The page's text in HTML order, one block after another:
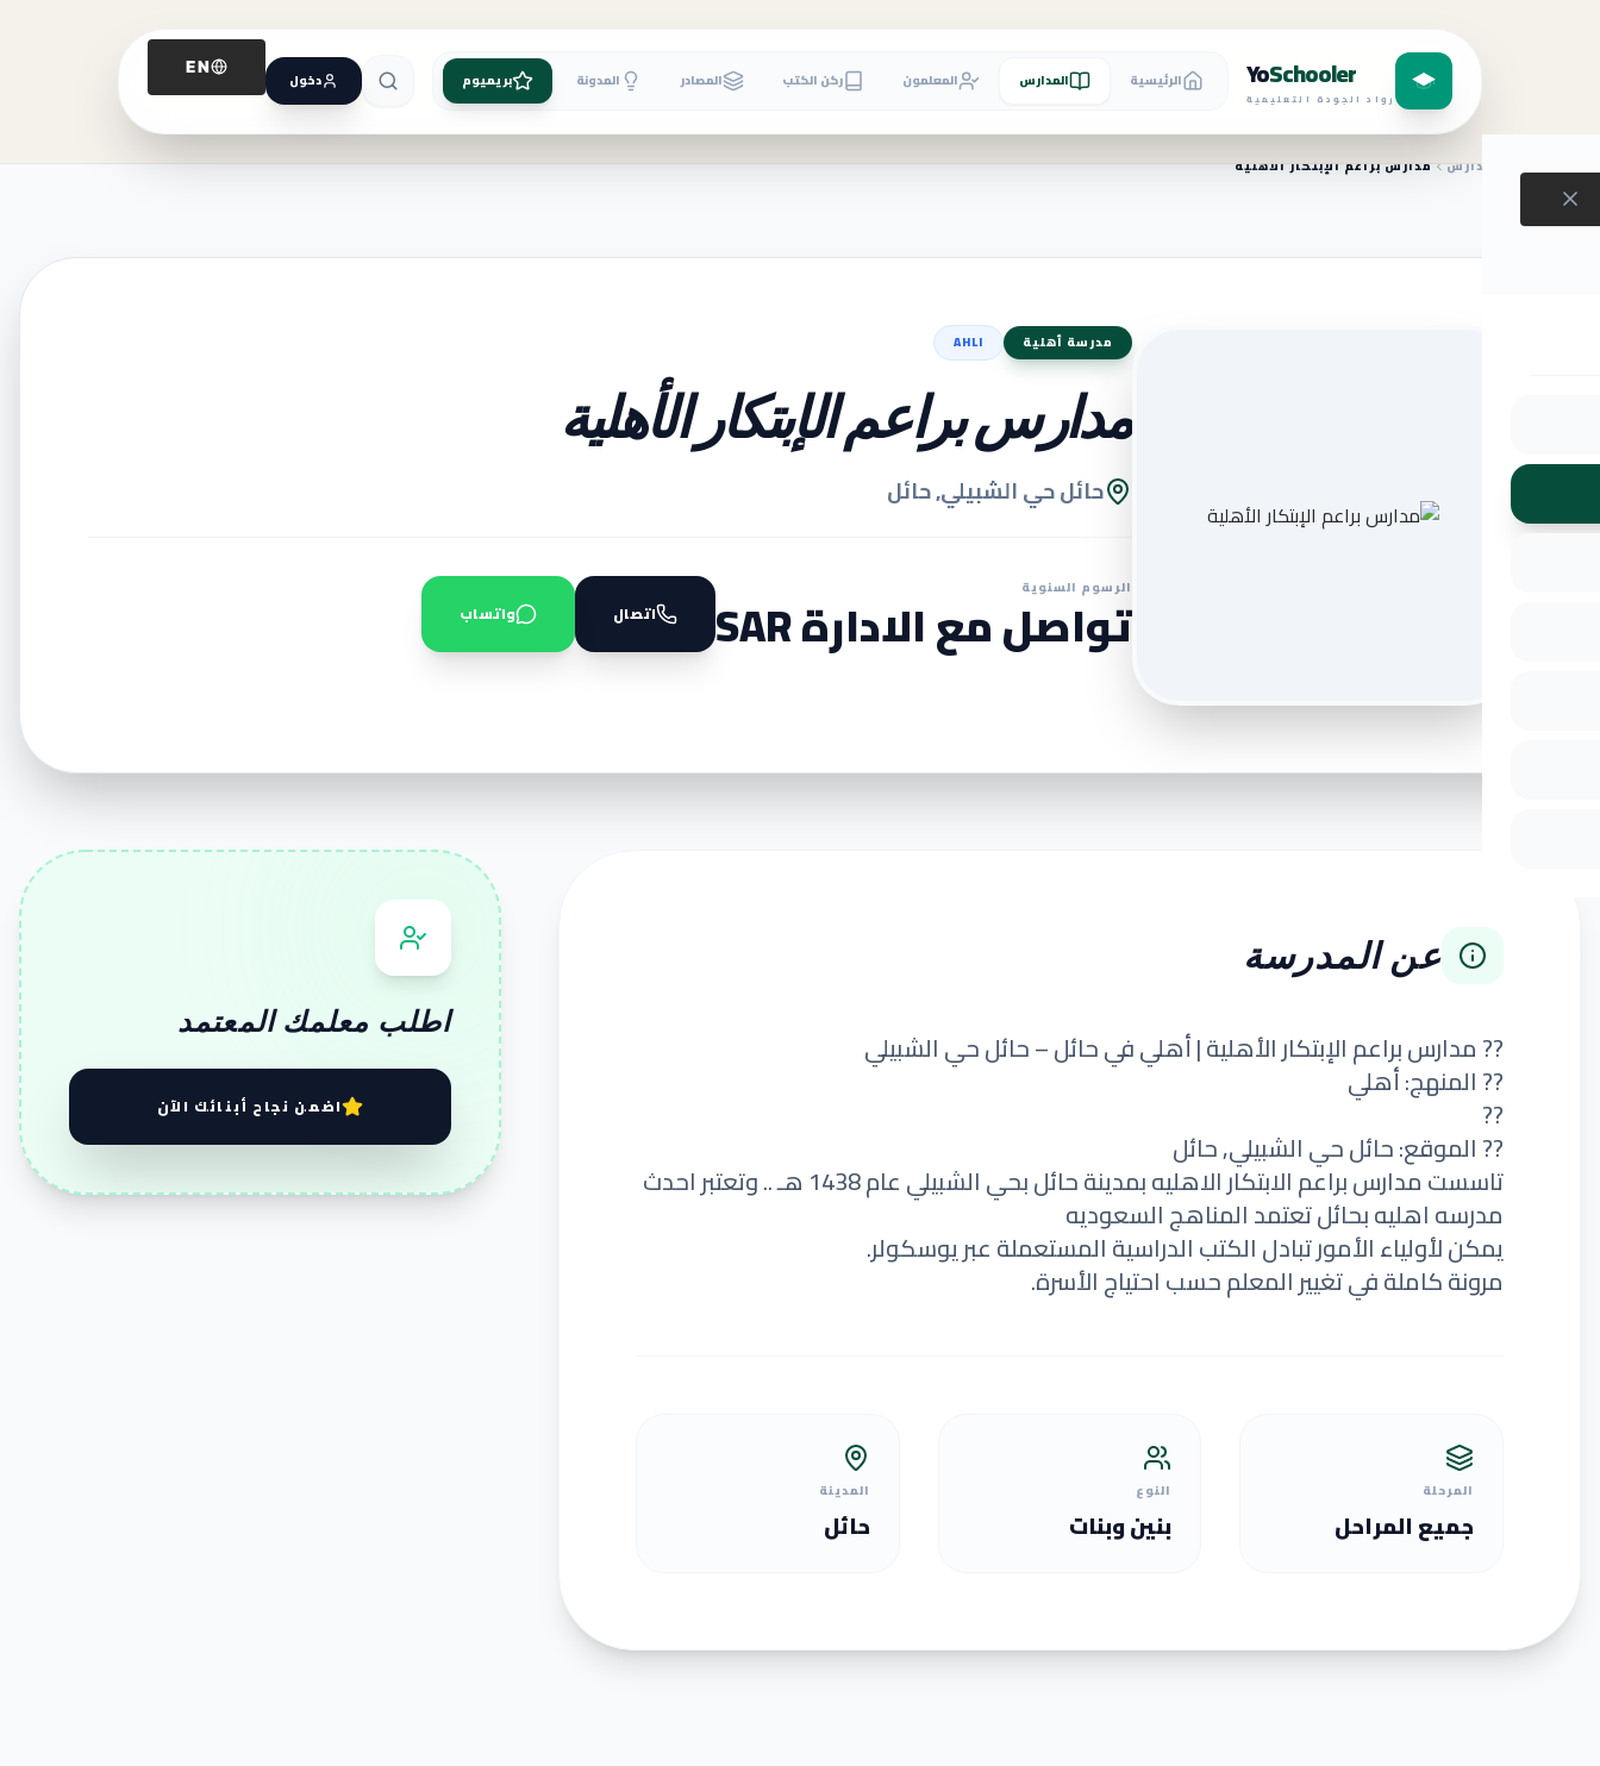
YoSchooler
رواد الجودة التعليمية
الرئيسية المدارس المعلمون ركن الكتب المصادر المدونة بريميوم دخول
EN
المدارس مدارس براعم الإبتكار الأهلية
مدرسة أهلية AHLI
مدارس براعم الإبتكار الأهلية
حائل حي الشبيلي, حائل
الرسوم السنوية
تواصل مع الادارة SAR اتصال واتساب
عن المدرسة
?? مدارس براعم الإبتكار الأهلية | أهلي في حائل – حائل حي الشبيلي
?? المنهج: أهلي
??
?? الموقع: حائل حي الشبيلي, حائل
تاسست مدارس براعم الابتكار الاهليه بمدينة حائل بحي الشبيلي عام 1438 هـ .. وتعتبر احدث
مدرسه اهليه بحائل تعتمد المناهج السعوديه
يمكن لأولياء الأمور تبادل الكتب الدراسية المستعملة عبر يوسكولر.
مرونة كاملة في تغيير المعلم حسب احتياج الأسرة.
المرحلة
جميع المراحل
النوع
بنين وبنات
المدينة
حائل
اطلب معلمك المعتمد
اضمن نجاح أبنائك الآن